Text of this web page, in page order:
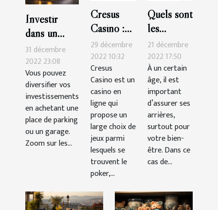
Investir
dans un
garage ou
une place de
parking :
quels atouts
?
31 décembre
2022 23:08
Vous pouvez
diversifier vos
investissements
en achetant une
place de parking
ou un garage.
Zoom sur les...
Cresus
Casino :
les astuces
pour
gagner
facilement
29 décembre
2022 10:32
Cresus
Casino est un
casino en
ligne qui
propose un
large choix de
jeux parmi
lesquels se
trouvent le
poker,...
Quels sont
les
critères de
choix
d’une
assurance
santé ?
21 décembre
2022 17:50
À un certain
âge, il est
important
d’assurer ses
arrières,
surtout pour
votre bien-
être. Dans ce
cas de...